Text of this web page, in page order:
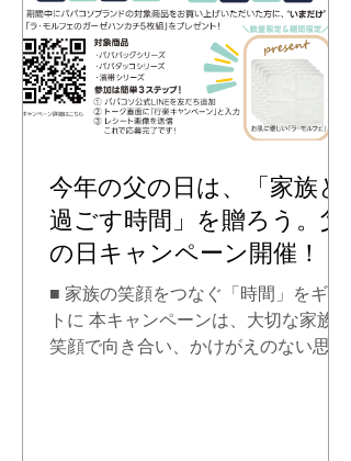
今年の父の日は、「家族と
過ごす時間」を贈ろう。父
の日キャンペーン開催！
■ 家族の笑顔をつなぐ「時間」をギフ
トに 本キャンペーンは、大切な家族が
笑顔で向き合い、かけがえのない思い